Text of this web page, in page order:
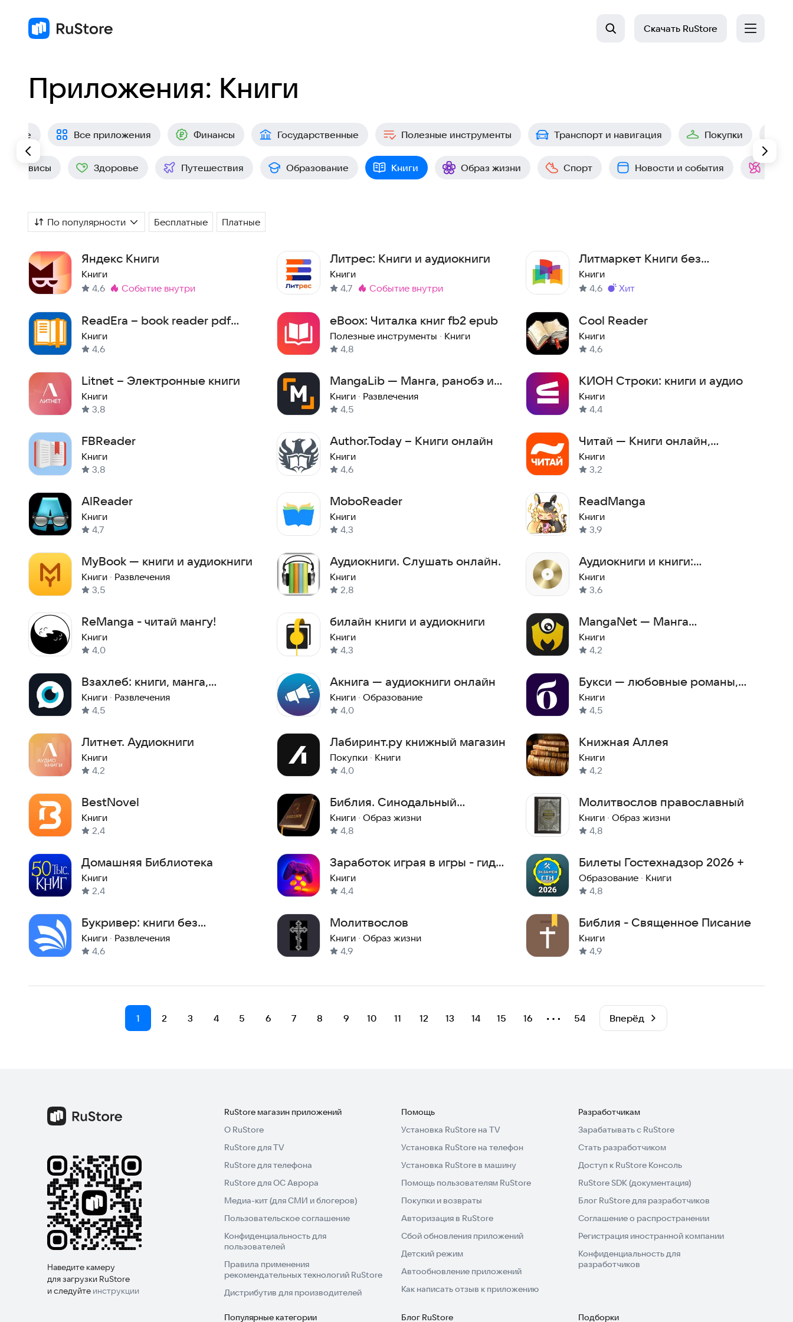
Скачать RuStore
Приложения: Книги
Все приложения Финансы Государственные Полезные инструменты Транспорт и навигация Покупки
сервисы Здоровье Путешествия Образование Книги Образ жизни Спорт Новости и события
По популярности Бесплатные Платные
Яндекс Книги
Книги
4,6
Метка:
событие внутри
Литрес: Книги и аудиокниги
Книги
4,7
Метка:
событие внутри
Литмаркет Книги без
интернета
Книги
4,6
Метка
хит
ReadEra – book reader pdf
epub
Книги
4,6
eBoox: Читалка книг fb2 epub
Полезные инструменты · Книги
4,8
Cool Reader
Книги
4,6
Litnet – Электронные книги
Книги
3,8
MangaLib — Манга, ранобэ и
аниме
Книги · Развлечения
4,5
КИОН Строки: книги и аудио
Книги
4,4
FBReader
Книги
3,8
Author.Today – Книги онлайн
Книги
4,6
Читай — Книги онлайн,
читалка
Книги
3,2
AlReader
Книги
4,7
MoboReader
Книги
4,3
ReadManga
Книги
3,9
MyBook — книги и аудиокниги
Книги · Развлечения
3,5
Аудиокниги. Слушать онлайн.
Книги
2,8
Аудиокниги и книги:
Patephone
Книги
3,6
ReManga - читай мангу!
Книги
4,0
билайн книги и аудиокниги
Книги
4,3
MangaNet — Манга
приложение
Книги
4,2
Взахлеб: книги, манга,
фанфики
Книги · Развлечения
4,5
Акнига — аудиокниги онлайн
Книги · Образование
4,0
Букси — любовные романы,
фэнтези, детективы
Книги
4,5
Литнет. Аудиокниги
Книги
4,2
Лабиринт.ру книжный магазин
Покупки · Книги
4,0
Книжная Аллея
Книги
4,2
BestNovel
Книги
2,4
Библия. Синодальный
перевод.
Книги · Образ жизни
4,8
Молитвослов православный
Книги · Образ жизни
4,8
Домашняя Библиотека
Книги
2,4
Заработок играя в игры - гид и
статьи
Книги
4,4
Билеты Гостехнадзор 2026 +
Образование · Книги
4,8
Букривер: книги без
интернета
Книги · Развлечения
4,6
Молитвослов
Книги · Образ жизни
4,9
Библия - Священное Писание
Книги
4,9
1 2 3 4 5 6 7 8 9 10 11 12 13 14 15 16 ⋯ 54 Вперёд
Наведите камеру
для загрузки RuStore
и следуйте инструкции
RuStore магазин приложений
О RuStore
RuStore для TV
RuStore для телефона
RuStore для ОС Аврора
Медиа-кит (для СМИ и блогеров)
Пользовательское соглашение
Конфиденциальность для
пользователей
Правила применения
рекомендательных технологий RuStore
Дистрибутив для производителей
Помощь
Установка RuStore на TV
Установка RuStore на телефон
Установка RuStore в машину
Помощь пользователям RuStore
Покупки и возвраты
Авторизация в RuStore
Сбой обновления приложений
Детский режим
Автообновление приложений
Как написать отзыв к приложению
Разработчикам
Зарабатывать с RuStore
Стать разработчиком
Доступ к RuStore Консоль
RuStore SDK (документация)
Блог RuStore для разработчиков
Соглашение о распространении
Регистрация иностранной компании
Конфиденциальность для
разработчиков
Популярные категории Блог RuStore Подборки